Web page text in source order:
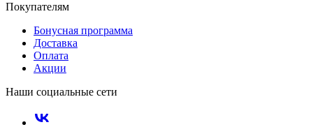
Покупателям
Бонусная программа
Доставка
Оплата
Акции
Наши социальные сети